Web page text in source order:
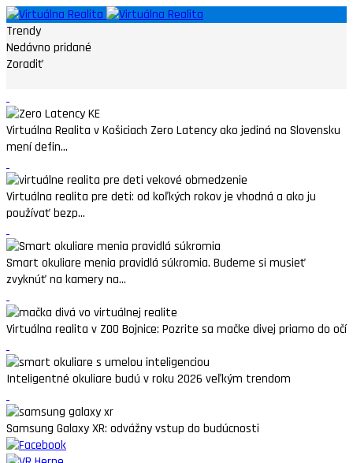
Trendy
Nedávno pridané
Zoradiť
Virtuálna Realita v Košiciach Zero Latency ako jediná na Slovensku
mení defin...
Virtuálna realita pre deti: od koľkých rokov je vhodná a ako ju
používať bezp...
Smart okuliare menia pravidlá súkromia. Budeme si musieť
zvyknúť na kamery na...
Virtuálna realita v ZOO Bojnice: Pozrite sa mačke divej priamo do očí
Inteligentné okuliare budú v roku 2026 veľkým trendom
Samsung Galaxy XR: odvážny vstup do budúcnosti